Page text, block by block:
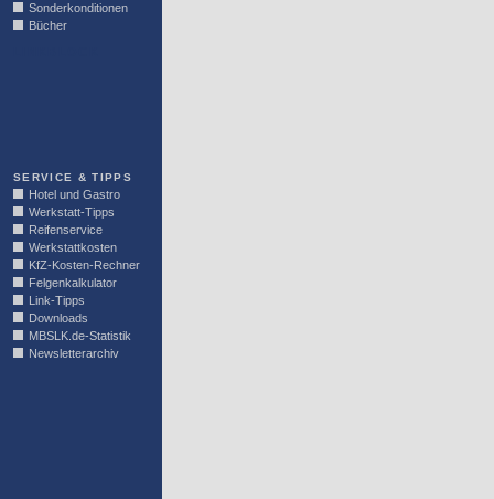
Sonderkonditionen
Bücher
SERVICE & TIPPS
Hotel und Gastro
Werkstatt-Tipps
Reifenservice
Werkstattkosten
KfZ-Kosten-Rechner
Felgenkalkulator
Link-Tipps
Downloads
MBSLK.de-Statistik
Newsletterarchiv